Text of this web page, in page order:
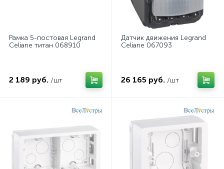
Рамка 5-постовая Legrand
Celiane титан 068910
2 189 руб. /шт
Датчик движения Legrand
Celiane 067093
26 165 руб. /шт